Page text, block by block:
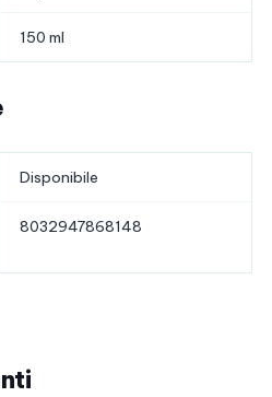
150 ml
Disponibile
8032947868148